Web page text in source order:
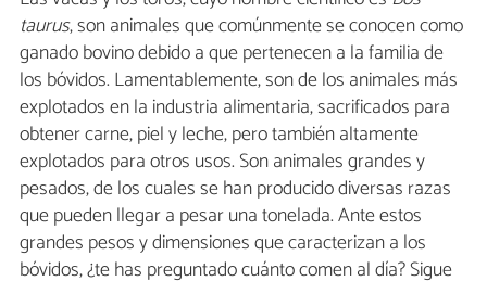
taurus, son animales que comúnmente se conocen como
ganado bovino debido a que pertenecen a la familia de
los bóvidos. Lamentablemente, son de los animales más
explotados en la industria alimentaria, sacrificados para
obtener carne, piel y leche, pero también altamente
explotados para otros usos. Son animales grandes y
pesados, de los cuales se han producido diversas razas
que pueden llegar a pesar una tonelada. Ante estos
grandes pesos y dimensiones que caracterizan a los
bóvidos, ¿te has preguntado cuánto comen al día? Sigue